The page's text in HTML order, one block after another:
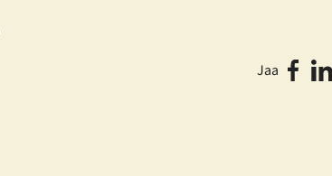
Jaa